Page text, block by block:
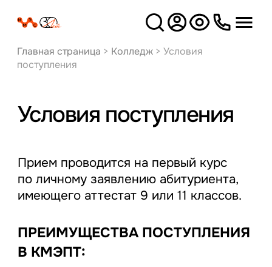
Версия
для слабовидящих
Главная страница > Колледж> Условия
поступления
Условия поступления
Прием проводится на первый курс
по личному заявлению абитуриента,
имеющего аттестат 9 или 11 классов.
ПРЕИМУЩЕСТВА ПОСТУПЛЕНИЯ
В КМЭПТ: